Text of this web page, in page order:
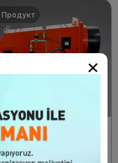
Продукт
Gas -
Burners
×